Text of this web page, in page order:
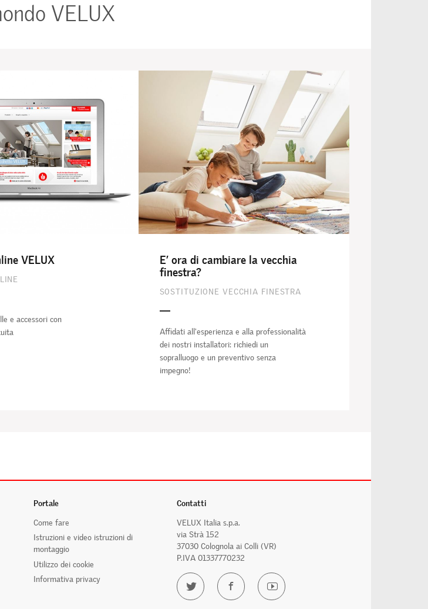
VELUX
VELUX
e accessori con
E’ ora di cambiare la vecchia
finestra?
SOSTITUZIONE VECCHIA FINESTRA
Affidati all'esperienza e alla professionalità
dei nostri installatori: richiedi un
sopralluogo e un preventivo senza
impegno!
Portale
Come fare
Istruzioni e video istruzioni di
montaggio
Utilizzo dei cookie
Informativa privacy
Contatti
VELUX Italia s.p.a.
via Strà 152
37030 Colognola ai Colli (VR)
P.IVA 01337770232